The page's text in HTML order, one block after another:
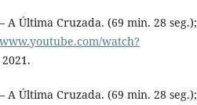
A Última Cruzada. (69 min. 28 seg.);
watch?
A Última Cruzada. (69 min. 28 seg.);